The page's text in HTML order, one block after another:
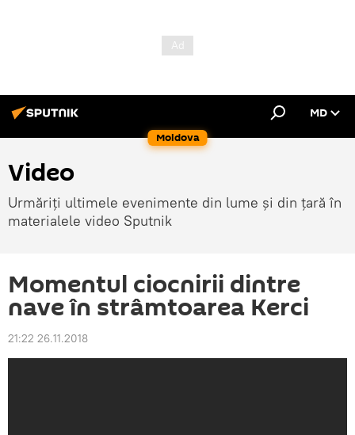
Moldova
MD
Video
Urmăriți ultimele evenimente din lume și din țară în
materialele video Sputnik
Momentul ciocnirii dintre
nave în strâmtoarea Kerci
21:22 26.11.2018